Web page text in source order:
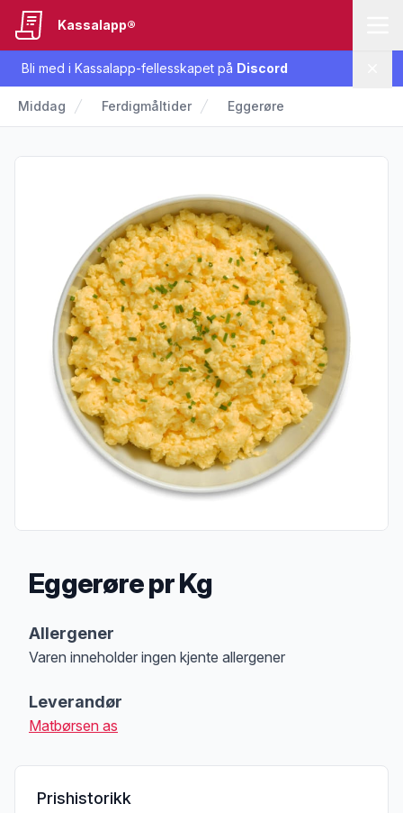
Bli med i Kassalapp-fellesskapet på Discord
Kassalapp®
Middag Ferdigmåltider Eggerøre
Eggerøre pr Kg
Allergener
Varen inneholder ingen kjente allergener
Leverandør
Matbørsen as
Prishistorikk